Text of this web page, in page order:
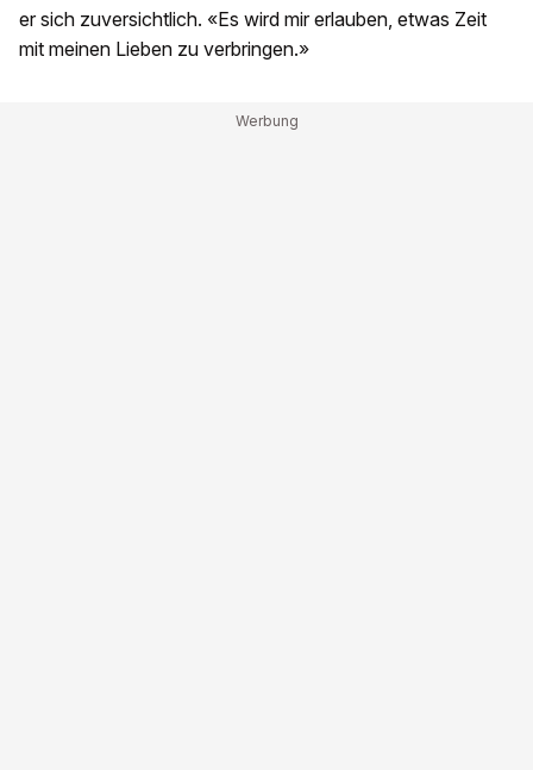
er sich zuversichtlich. «Es wird mir erlauben, etwas Zeit
mit meinen Lieben zu verbringen.»